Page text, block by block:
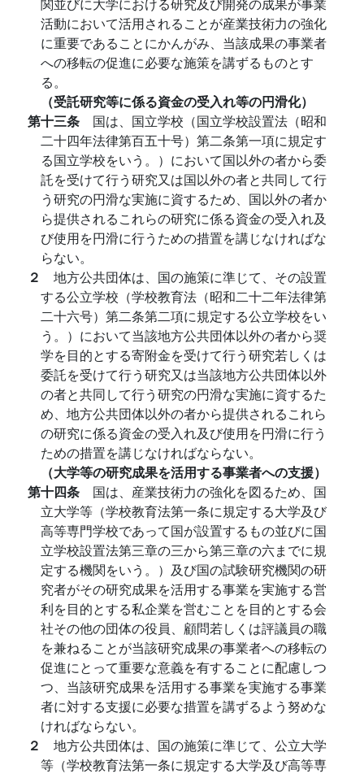
活動において活用されることが産業技術力の強化
に重要であることにかんがみ、当該成果の事業者
への移転の促進に必要な施策を講ずるものとす
る。
（受託研究等に係る資金の受入れ等の円滑化）
第十三条 国は、国立学校（国立学校設置法（昭和
二十四年法律第百五十号）第二条第一項に規定す
る国立学校をいう。）において国以外の者から委
託を受けて行う研究又は国以外の者と共同して行
う研究の円滑な実施に資するため、国以外の者か
ら提供されるこれらの研究に係る資金の受入れ及
び使用を円滑に行うための措置を講じなければな
らない。
２ 地方公共団体は、国の施策に準じて、その設置
する公立学校（学校教育法（昭和二十二年法律第
二十六号）第二条第二項に規定する公立学校をい
う。）において当該地方公共団体以外の者から奨
学を目的とする寄附金を受けて行う研究若しくは
委託を受けて行う研究又は当該地方公共団体以外
の者と共同して行う研究の円滑な実施に資するた
め、地方公共団体以外の者から提供されるこれら
の研究に係る資金の受入れ及び使用を円滑に行う
ための措置を講じなければならない。
（大学等の研究成果を活用する事業者への支援）
第十四条 国は、産業技術力の強化を図るため、国
立大学等（学校教育法第一条に規定する大学及び
高等専門学校であって国が設置するもの並びに国
立学校設置法第三章の三から第三章の六までに規
定する機関をいう。）及び国の試験研究機関の研
究者がその研究成果を活用する事業を実施する営
利を目的とする私企業を営むことを目的とする会
社その他の団体の役員、顧問若しくは評議員の職
を兼ねることが当該研究成果の事業者への移転の
促進にとって重要な意義を有することに配慮しつ
つ、当該研究成果を活用する事業を実施する事業
者に対する支援に必要な措置を講ずるよう努めな
ければならない。
２ 地方公共団体は、国の施策に準じて、公立大学
等（学校教育法第一条に規定する大学及び高等専